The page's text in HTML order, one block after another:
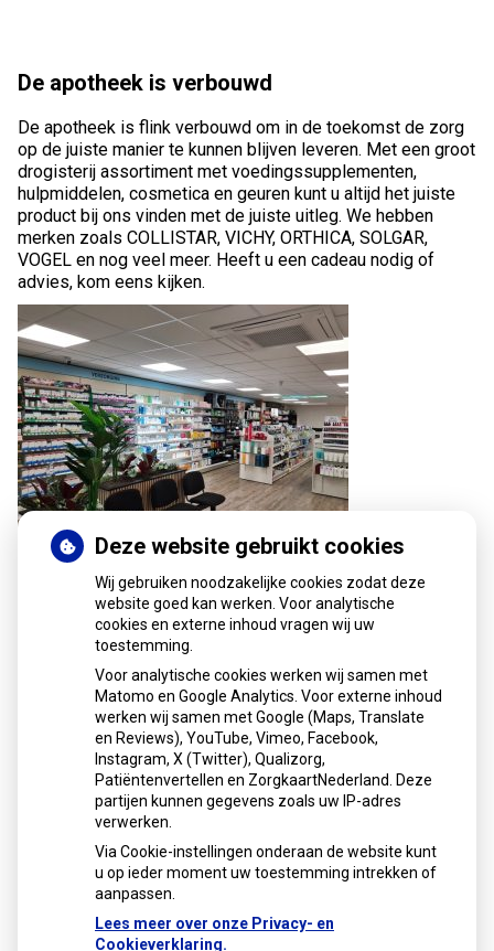
De apotheek is verbouwd
De apotheek is flink verbouwd om in de toekomst de zorg
op de juiste manier te kunnen blijven leveren. Met een groot
drogisterij assortiment met voedingssupplementen,
hulpmiddelen, cosmetica en geuren kunt u altijd het juiste
product bij ons vinden met de juiste uitleg. We hebben
merken zoals COLLISTAR, VICHY, ORTHICA, SOLGAR,
VOGEL en nog veel meer. Heeft u een cadeau nodig of
advies, kom eens kijken.
U heeft geen toestemming gegeven voor
externe inhouddie nodig is om dit te
zien.
Cookie-instellingen wijzigen
Deze website gebruikt cookies
Wij gebruiken noodzakelijke cookies zodat deze
website goed kan werken. Voor analytische
cookies en externe inhoud vragen wij uw
toestemming.
Voor analytische cookies werken wij samen met
Matomo en Google Analytics. Voor externe inhoud
werken wij samen met Google (Maps, Translate
en Reviews), YouTube, Vimeo, Facebook,
Instagram, X (Twitter), Qualizorg,
Patiëntenvertellen en ZorgkaartNederland. Deze
partijen kunnen gegevens zoals uw IP-adres
verwerken.
Via Cookie-instellingen onderaan de website kunt
u op ieder moment uw toestemming intrekken of
aanpassen.
Lees meer over onze Privacy- en
Cookieverklaring.